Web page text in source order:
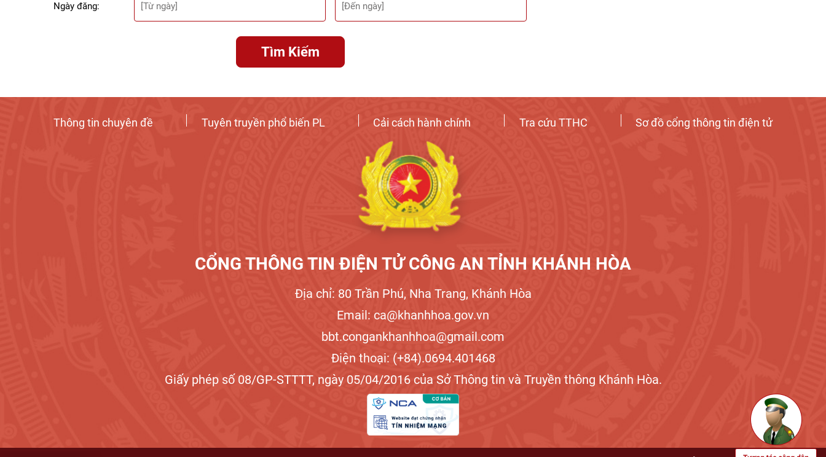
Ngày đăng:
Tìm Kiếm
CỔNG THÔNG TIN ĐIỆN TỬ CÔNG AN TỈNH KHÁNH HÒA
Địa chỉ: 80 Trần Phú, Nha Trang, Khánh Hòa
Email: ca@khanhhoa.gov.vn
bbt.congankhanhhoa@gmail.com
Điện thoại: (+84).0694.401468
Giấy phép số 08/GP-STTTT, ngày 05/04/2016 của Sở Thông tin và Truyền thông Khánh Hòa.
Thông tin chuyên đề Tuyên truyền phổ biến PL Cải cách hành chính Tra cứu TTHC Sơ đồ cổng thông tin điện tử